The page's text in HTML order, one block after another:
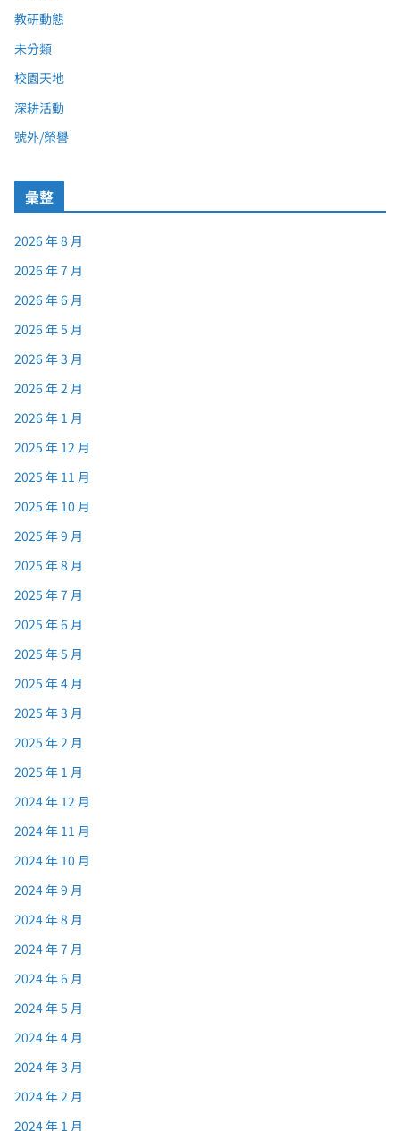
教研動態
未分類
校園天地
深耕活動
號外/榮譽
彙整
2026 年 8 月
2026 年 7 月
2026 年 6 月
2026 年 5 月
2026 年 3 月
2026 年 2 月
2026 年 1 月
2025 年 12 月
2025 年 11 月
2025 年 10 月
2025 年 9 月
2025 年 8 月
2025 年 7 月
2025 年 6 月
2025 年 5 月
2025 年 4 月
2025 年 3 月
2025 年 2 月
2025 年 1 月
2024 年 12 月
2024 年 11 月
2024 年 10 月
2024 年 9 月
2024 年 8 月
2024 年 7 月
2024 年 6 月
2024 年 5 月
2024 年 4 月
2024 年 3 月
2024 年 2 月
2024 年 1 月